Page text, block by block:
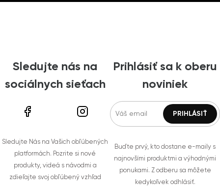
Sledujte nás na
sociálnych sieťach
Sledujte Nás na Vašich obľúbených
platformách. Pozrite si nové
produkty, videá s návodmi a
zdieľajte svoj obľúbený vzhľad
Prihlásiť sa k oberu
noviniek
Buďte prvý, kto dostane e-maily s
najnovšími produktmi a výhodnými
ponukami. Z odberu sa môžete
kedykoľvek odhlásiť.